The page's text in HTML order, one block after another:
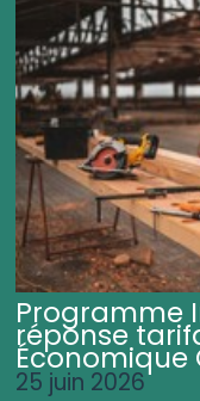
Programme
réponse
25 juin 2026